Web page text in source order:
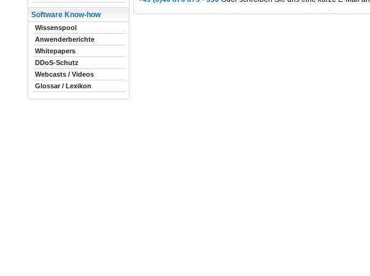
Software Know-how
Wissenspool
Anwenderberichte
Whitepapers
DDoS-Schutz
Webcasts / Videos
Glossar / Lexikon